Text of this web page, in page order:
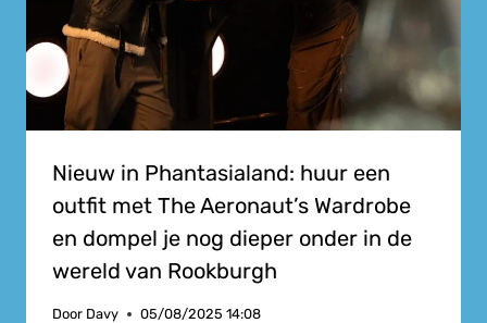
Nieuw in Phantasialand: huur een
outfit met The Aeronaut’s Wardrobe
en dompel je nog dieper onder in de
wereld van Rookburgh
Door Davy 05/08/2025 14:08